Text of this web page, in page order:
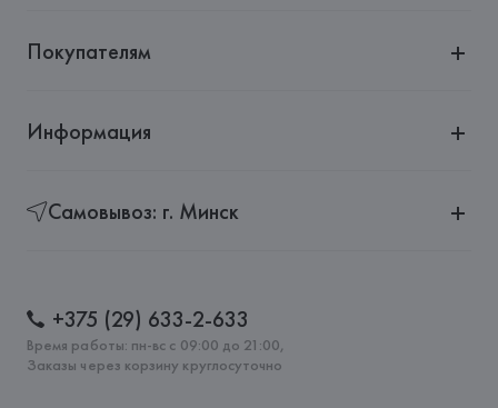
Покупателям
Информация
Самовывоз: г. Минск
+375 (29) 633-2-633
Время работы: пн-вс с 09:00 до 21:00,
Заказы через корзину круглосуточно